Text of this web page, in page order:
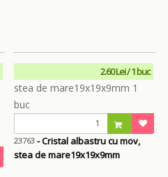
2.60 Lei / 1 buc
23763- Cristal albastru cu mov,
stea de mare19x19x9mm